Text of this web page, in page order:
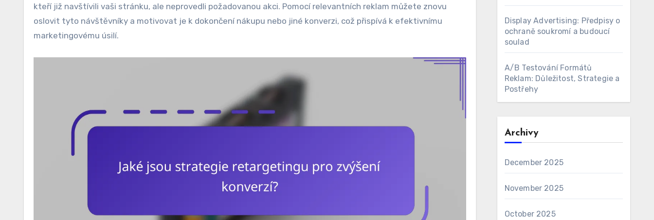
kteří již navštívili vaši stránku, ale neprovedli požadovanou akci. Pomocí relevantních reklam můžete znovu
oslovit tyto návštěvníky a motivovat je k dokončení nákupu nebo jiné konverzi, což přispívá k efektivnímu
marketingovému úsilí.
Display Advertising: Předpisy o
ochraně soukromí a budoucí
soulad
A/B Testování Formátů
Reklam: Důležitost, Strategie a
Postřehy
Archivy
December 2025
November 2025
October 2025